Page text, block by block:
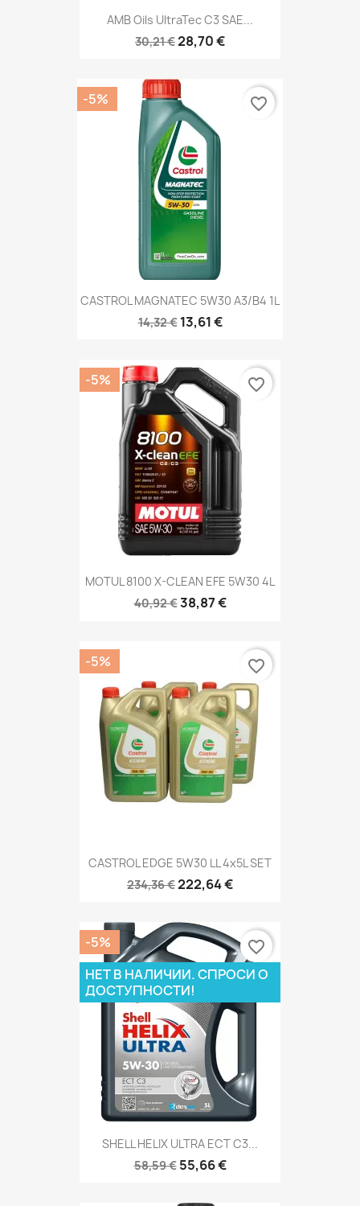
AMB Oils UltraTec C3 SAE...
30,21 €28,70 €
CASTROL MAGNATEC 5W30 A3/B4 1L
14,32 € 13,61 €
-5% favorite_border
MOTUL 8100 X-CLEAN EFE 5W30 4L
40,92 €38,87 €
-5% favorite_border
CASTROL EDGE 5W30 LL 4x5L SET
234,36 €222,64 €
-5% favorite_border
SHELL HELIX ULTRA ECT C3...
58,59 € 55,66 €
-5%
НЕТ В НАЛИЧИИ. СПРОСИ О
ДОСТУПНОСТИ!
favorite_border